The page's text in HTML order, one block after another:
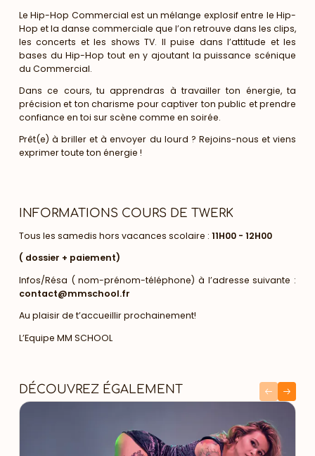
Le Hip-Hop Commercial est un mélange explosif entre le Hip-
Hop et la danse commerciale que l’on retrouve dans les clips,
les concerts et les shows TV. Il puise dans l’attitude et les
bases du Hip-Hop tout en y ajoutant la puissance scénique
du Commercial.
Dans ce cours, tu apprendras à travailler ton énergie, ta
précision et ton charisme pour captiver ton public et prendre
confiance en toi sur scène comme en soirée.
Prêt(e) à briller et à envoyer du lourd ? Rejoins-nous et viens
exprimer toute ton énergie !
INFORMATIONS COURS DE TWERK
Tous les samedis hors vacances scolaire : 11H00 - 12H00
( dossier + paiement)
Infos/Résa ( nom-prénom-téléphone) à l’adresse suivante :
contact@mmschool.fr
Au plaisir de t’accueillir prochainement!
L’Equipe MM SCHOOL
DÉCOUVREZ ÉGALEMENT